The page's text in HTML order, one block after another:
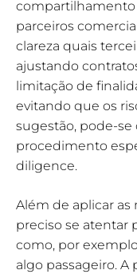
compartilhamento
parceiros
clareza quais
ajustando
limitação de
evitando que os
sugestão, pode-
procedimento
diligence.
Além de aplicar as
preciso se atentar
como, por
algo passageiro.